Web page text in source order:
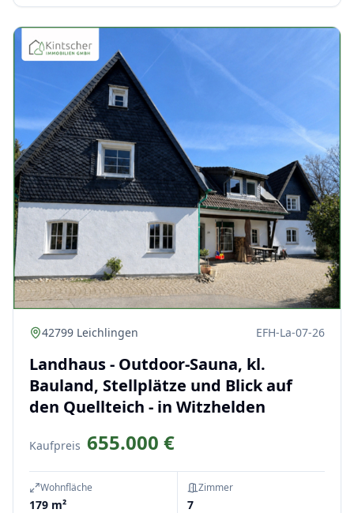
42799 Leichlingen EFH-La-07-26
Landhaus - Outdoor-Sauna, kl.
Bauland, Stellplätze und Blick auf
den Quellteich - in Witzhelden
Kaufpreis 655.000 €
Wohnfläche
179 m²
Zimmer
7